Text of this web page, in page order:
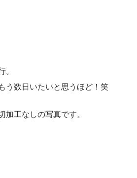
。
う数日いたいと思うほど！笑
加工なしの写真です。